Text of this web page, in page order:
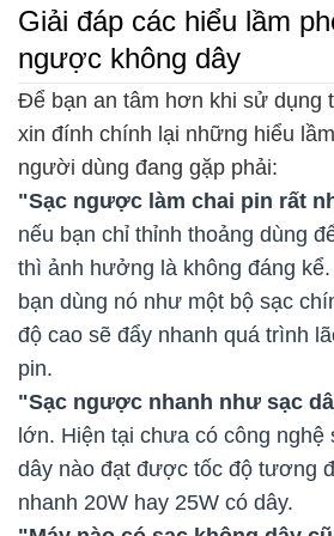
Giải đáp các hiểu lầm
ngược không dây
Để bạn an tâm hơn khi sử dụng
xin đính chính lại những hiểu
người dùng đang gặp phải:
"Sạc ngược làm chai pin rất
nếu bạn chỉ thỉnh thoảng dùng
thì ảnh hưởng là không đáng
bạn dùng nó như một bộ sạc
độ cao sẽ đẩy nhanh quá trình
pin.
"Sạc ngược nhanh như sạc
lớn. Hiện tại chưa có công
dây nào đạt được tốc độ tương
nhanh 20W hay 25W có dây.